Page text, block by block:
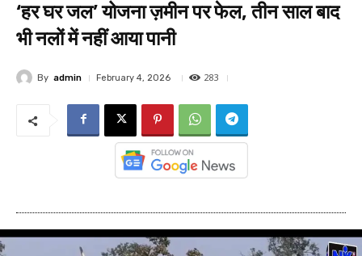
‘हर घर जल’ योजना ज़मीन पर फेल, तीन साल बाद
भी नलों में नहीं आया पानी
By admin February 4, 2026 283